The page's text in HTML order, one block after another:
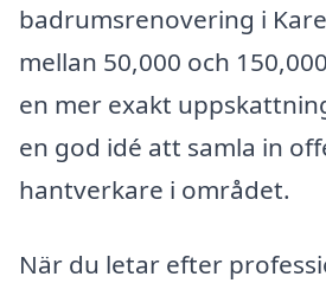
badrumsrenovering i
mellan 50,000 och
en mer exakt
en god idé att samla in
hantverkare i området.
När du letar efter